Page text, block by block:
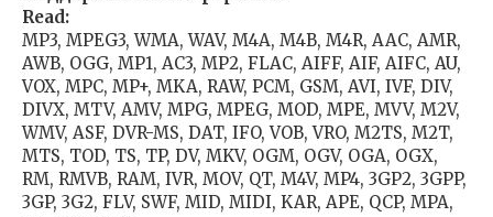
Read:
MP3, MPEG3, WMA, WAV, M4A, M4B, M4R, AAC, AMR,
AWB, OGG, MP1, AC3, MP2, FLAC, AIFF, AIF, AIFC, AU,
VOX, MPC, MP+, MKA, RAW, PCM, GSM, AVI, IVF, DIV,
DIVX, MTV, AMV, MPG, MPEG, MOD, MPE, MVV, M2V,
WMV, ASF, DVR-MS, DAT, IFO, VOB, VRO, M2TS, M2T,
MTS, TOD, TS, TP, DV, MKV, OGM, OGV, OGA, OGX,
RM, RMVB, RAM, IVR, MOV, QT, M4V, MP4, 3GP2, 3GPP,
3GP, 3G2, FLV, SWF, MID, MIDI, KAR, APE, QCP, MPA,